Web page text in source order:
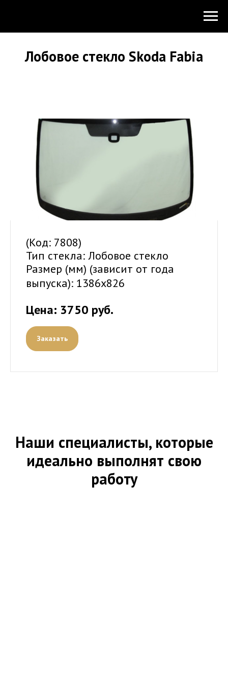
Лобовое стекло Skoda Fabia
(Код: 7808)
Тип стекла: Лобовое стекло
Размер (мм) (зависит от года
выпуска): 1386x826
Цена: 3750 руб.
Заказать
Наши специалисты, которые
идеально выполнят свою
работу